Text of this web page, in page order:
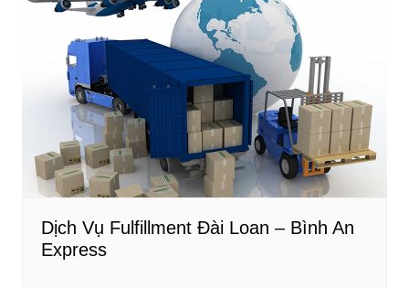
Dịch Vụ Fulfillment Đài Loan – Bình An
Express